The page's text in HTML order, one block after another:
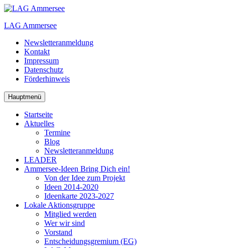
Zum
springen
LAG Ammersee
Newsletteranmeldung
Kontakt
Impressum
Datenschutz
Förderhinweis
Hauptmenü
Startseite
Aktuelles
Termine
Blog
Newsletteranmeldung
LEADER
Ammersee-Ideen Bring Dich ein!
Von der Idee zum Projekt
Ideen 2014-2020
Ideenkarte 2023-2027
Lokale Aktionsgruppe
Mitglied werden
Wer wir sind
Vorstand
Entscheidungsgremium (EG)